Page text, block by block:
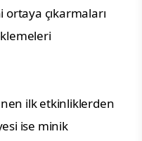
çıkarmaları
ilk etkinliklerden
ise minik